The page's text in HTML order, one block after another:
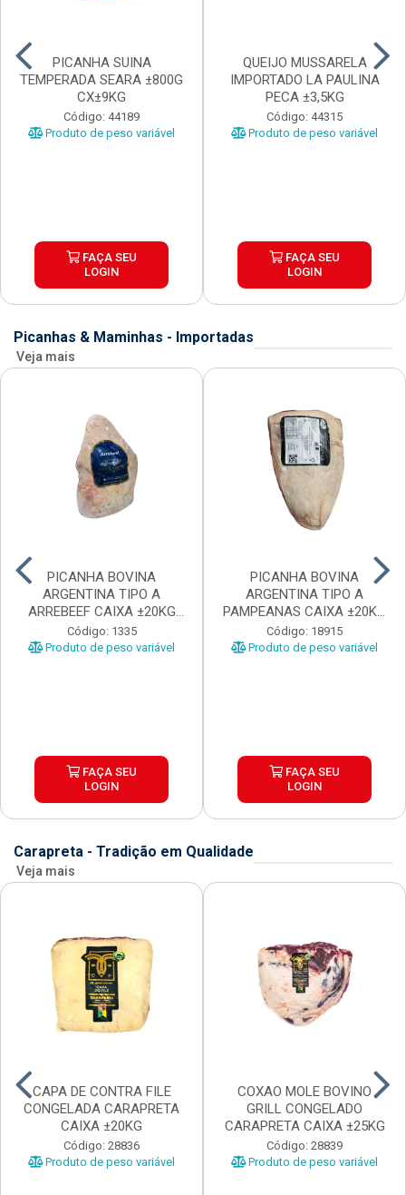
PICANHA SUINA
TEMPERADA SEARA ±800G
CX±9KG
Código: 44189
Produto de peso variável
FAÇA SEU
LOGIN
QUEIJO MUSSARELA
IMPORTADO LA PAULINA
PECA ±3,5KG
Código: 44315
Produto de peso variável
FAÇA SEU
LOGIN
Picanhas & Maminhas - Importadas
Veja mais
PICANHA BOVINA
ARGENTINA TIPO A
ARREBEEF CAIXA ±20KG
PEÇAS 1...
Código: 1335
Produto de peso variável
FAÇA SEU
LOGIN
PICANHA BOVINA
ARGENTINA TIPO A
PAMPEANAS CAIXA ±20KG
PEÇAS ...
Código: 18915
Produto de peso variável
FAÇA SEU
LOGIN
Carapreta - Tradição em Qualidade
Veja mais
CAPA DE CONTRA FILE
CONGELADA CARAPRETA
CAIXA ±20KG
Código: 28836
Produto de peso variável
COXAO MOLE BOVINO
GRILL CONGELADO
CARAPRETA CAIXA ±25KG
Código: 28839
Produto de peso variável